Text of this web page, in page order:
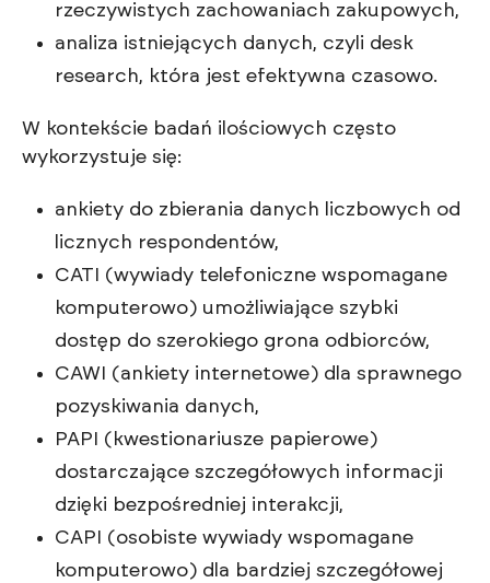
rzeczywistych zachowaniach zakupowych,
analiza istniejących danych, czyli desk
research, która jest efektywna czasowo.
W kontekście badań ilościowych często
wykorzystuje się:
ankiety do zbierania danych liczbowych od
licznych respondentów,
CATI (wywiady telefoniczne wspomagane
komputerowo) umożliwiające szybki
dostęp do szerokiego grona odbiorców,
CAWI (ankiety internetowe) dla sprawnego
pozyskiwania danych,
PAPI (kwestionariusze papierowe)
dostarczające szczegółowych informacji
dzięki bezpośredniej interakcji,
CAPI (osobiste wywiady wspomagane
komputerowo) dla bardziej szczegółowej